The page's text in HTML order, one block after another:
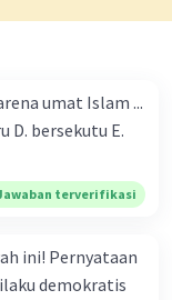
untuk tidak
Dzat
manusia.
kita pada
dapat
membuat
dan kekuasaan
umat Islam ...
terverifikasi
ini! Pernyataan
demokratis